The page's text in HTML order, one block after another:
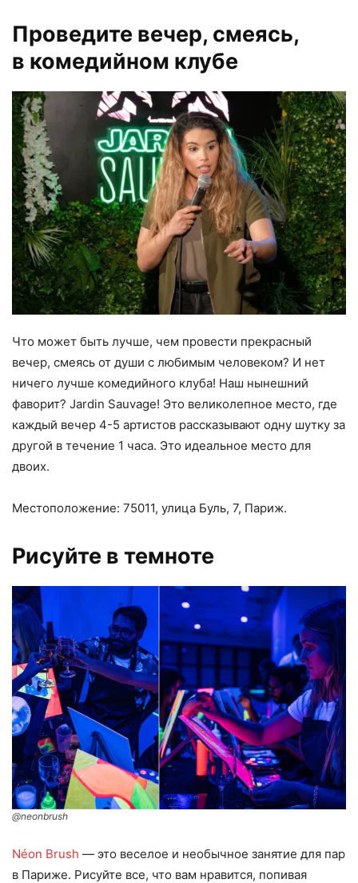
Проведите вечер, смеясь,
в комедийном клубе
Что может быть лучше, чем провести прекрасный
вечер, смеясь от души с любимым человеком? И нет
ничего лучше комедийного клуба! Наш нынешний
фаворит? Jardin Sauvage! Это великолепное место, где
каждый вечер 4-5 артистов рассказывают одну шутку за
другой в течение 1 часа. Это идеальное место для
двоих.
Местоположение: 75011, улица Буль, 7, Париж.
Рисуйте в темноте
@neonbrush
Néon Brush — это веселое и необычное занятие для пар
в Париже. Рисуйте все, что вам нравится, попивая